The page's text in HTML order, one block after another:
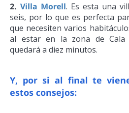
2. Villa Morell. Es esta una
seis, por lo que es perfecta
que necesiten varios
al estar en la zona de Cala
quedará a diez minutos.
Y, por si al final te
estos consejos: